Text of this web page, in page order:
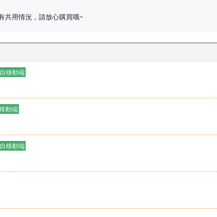
共用情況，請放心購買哦~
移動端
動端
移動端